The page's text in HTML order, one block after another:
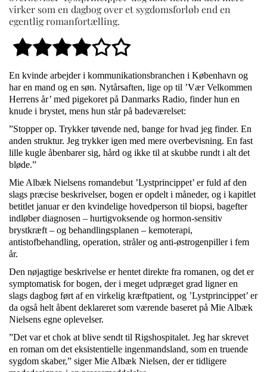
virker som en dagbog over et sygdomsforløb end en
egentlig romanfortælling.
En kvinde arbejder i kommunikationsbranchen i København og
har en mand og en søn. Nytårsaften, lige op til ’Vær Velkommen
Herrens år’ med pigekoret på Danmarks Radio, finder hun en
knude i brystet, mens hun står på badeværelset:
”Stopper op. Trykker tøvende ned, bange for hvad jeg finder. En
anden struktur. Jeg trykker igen med mere overbevisning. En fast
lille kugle åbenbarer sig, hård og ikke til at skubbe rundt i alt det
bløde.”
Mie Albæk Nielsens romandebut ’Lystprincippet’ er fuld af den
slags præcise beskrivelser, bogen er opdelt i måneder, og i kapitlet
betitlet januar er den kvindelige hovedperson til biopsi, bagefter
indløber diagnosen – hurtigvoksende og hormon-sensitiv
brystkræft – og behandlingsplanen – kemoterapi,
antistofbehandling, operation, stråler og anti-østrogenpiller i fem
år.
Den nøjagtige beskrivelse er hentet direkte fra romanen, og det er
symptomatisk for bogen, der i meget udpræget grad ligner en
slags dagbog ført af en virkelig kræftpatient, og ’Lystprincippet’ er
da også helt åbent deklareret som værende baseret på Mie Albæk
Nielsens egne oplevelser.
”Det var et chok at blive sendt til Rigshospitalet. Jeg har skrevet
en roman om det eksistentielle ingenmandsland, som en truende
sygdom skaber,” siger Mie Albæk Nielsen, der er tidligere